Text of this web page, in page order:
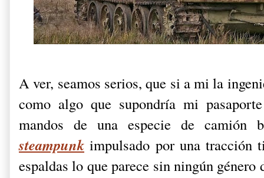
A ver, seamos serios, que si a mi la
como algo que supondría mi
mandos de una especie de camión
steampunk impulsado por una tracción
espaldas lo que parece sin ningún